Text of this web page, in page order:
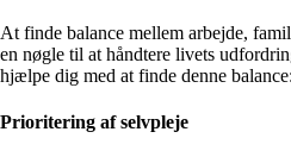
At finde balance mellem arbejde,
en nøgle til at håndtere livets
hjælpe dig med at finde denne balance:
Prioritering af selvpleje